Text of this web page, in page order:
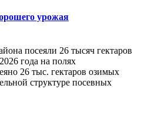
урожая
посеяли 26 тысяч гектаров
года на полях
26 тыс. гектаров озимых
структуре посевных